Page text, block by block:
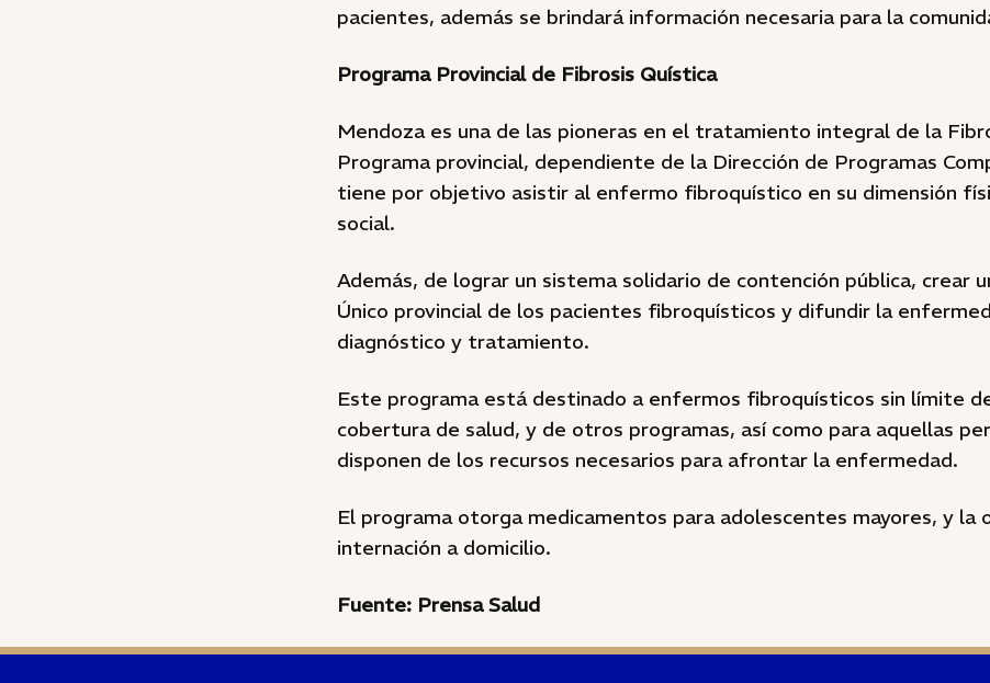
pacientes, además se brindará información necesaria para la
Programa Provincial de Fibrosis Quística
Mendoza es una de las pioneras en el tratamiento integral de la
Programa provincial, dependiente de la Dirección de Programas
tiene por objetivo asistir al enfermo fibroquístico en su dimensión
social.
Además, de lograr un sistema solidario de contención pública, crear
Único provincial de los pacientes fibroquísticos y difundir la
diagnóstico y tratamiento.
Este programa está destinado a enfermos fibroquísticos sin límite
cobertura de salud, y de otros programas, así como para aquellas
disponen de los recursos necesarios para afrontar la enfermedad.
El programa otorga medicamentos para adolescentes mayores, y la
internación a domicilio.
Fuente: Prensa Salud